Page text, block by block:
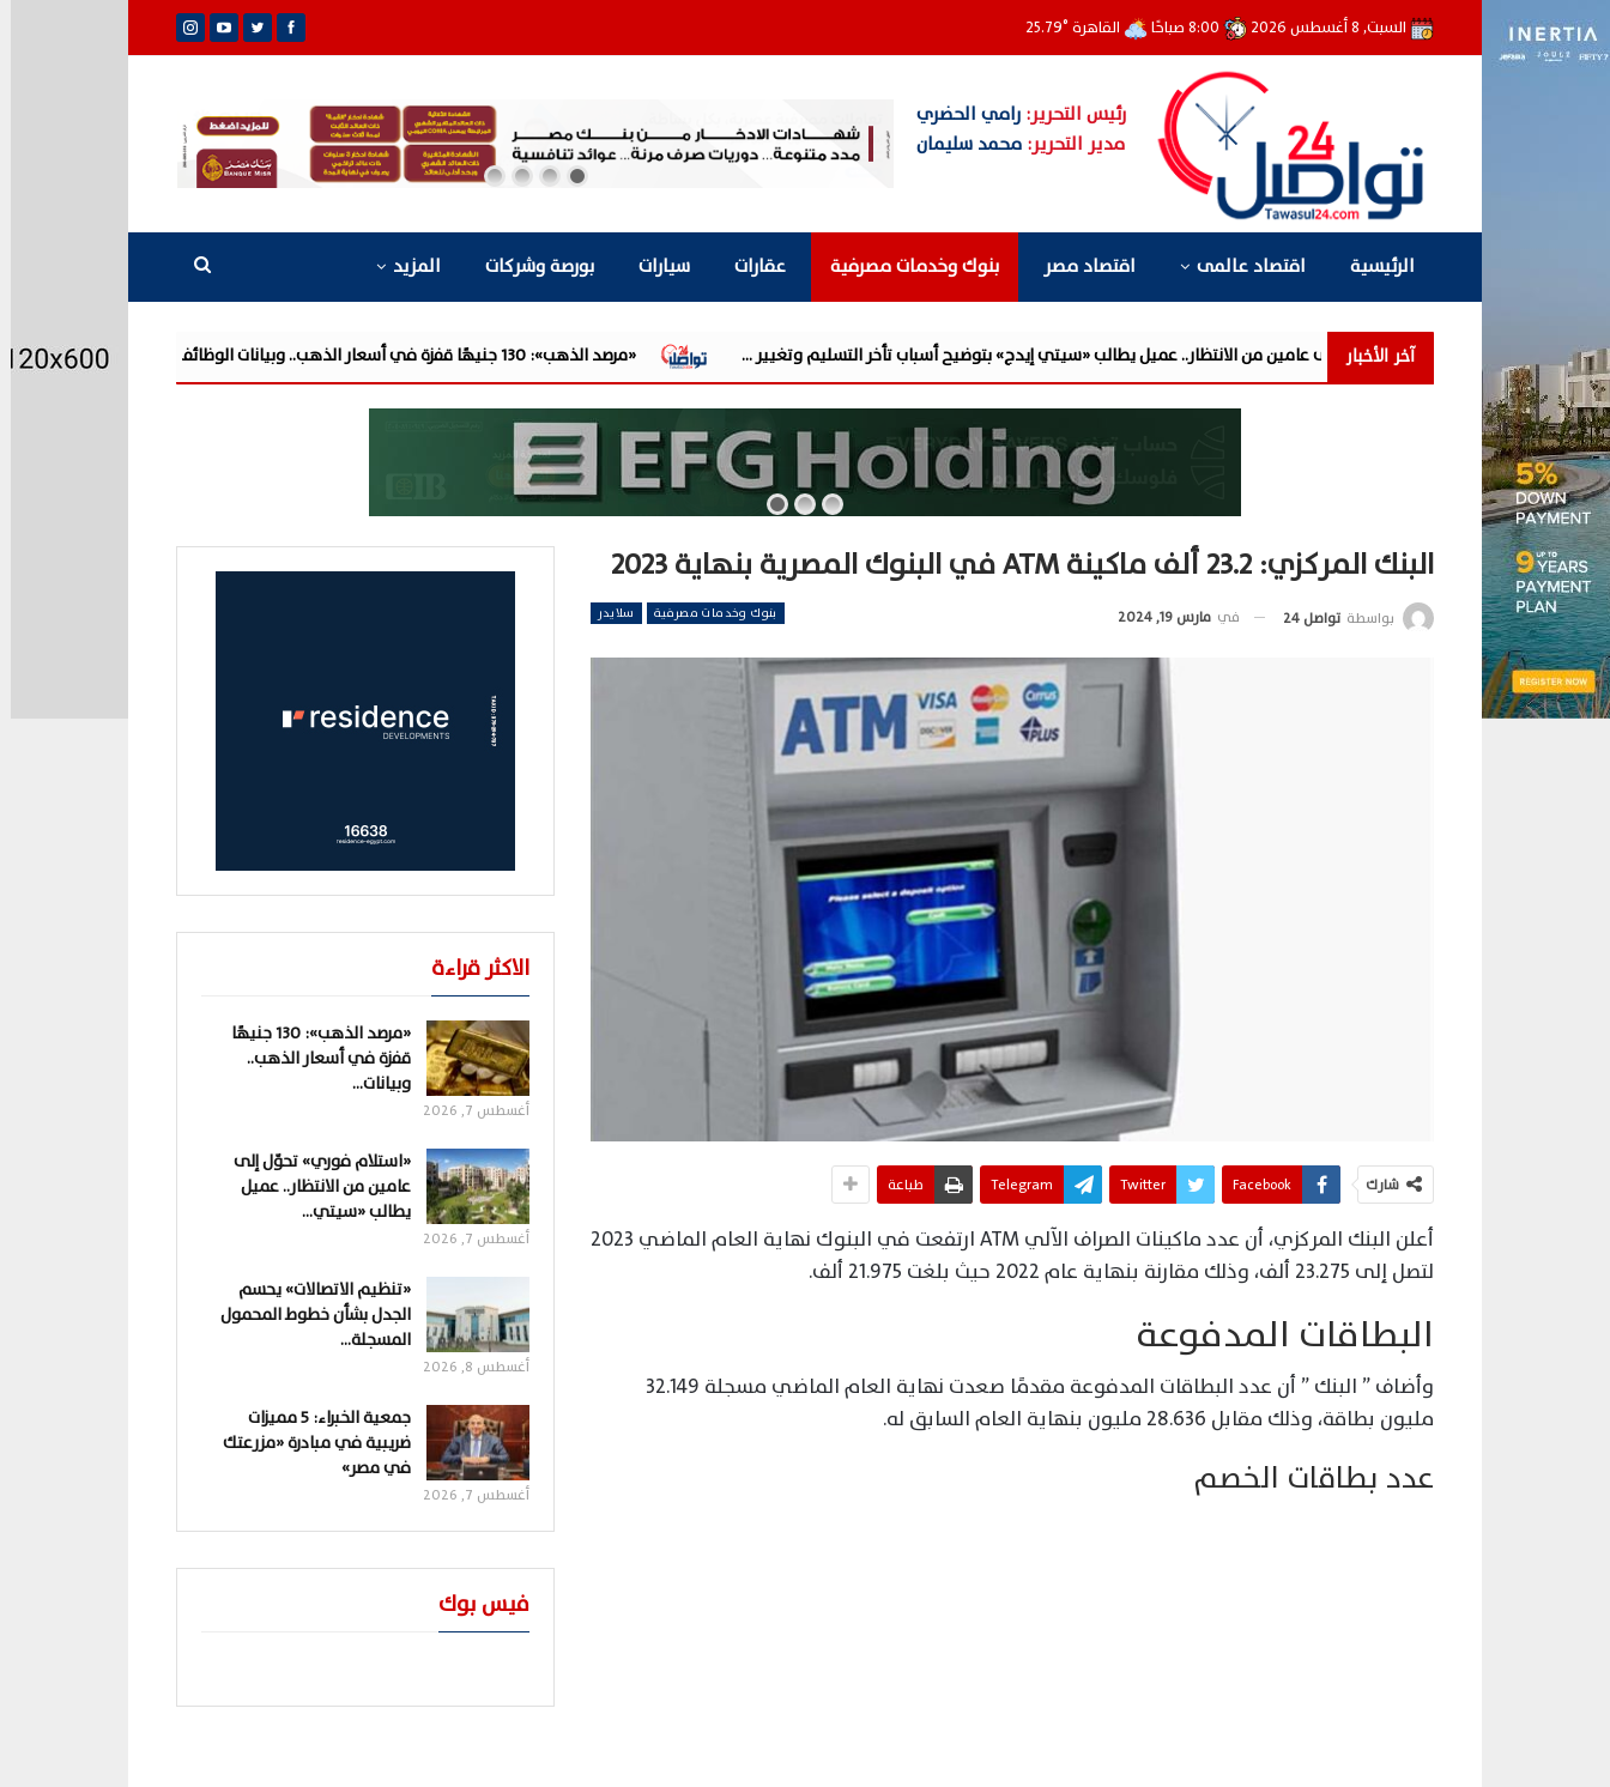
السبت, 8 أغسطس 2026 القاهرة°
25.79
رئيس التحرير:رامي الحضري
مدير التحرير: محمد سليمان
الرئيسية اقتصاد عالمى اقتصاد مصر بنوك وخدمات مصرفية عقارات سيارات بورصة وشركات المزيد
آخر الأخبار
تحوّل إلى عامين من الانتظار.. عميل يطالب «سيتي إيدج» بتوضيح أسباب تأخر التسليم وتغيير ... «مرصد الذهب»: 130 جنيهًا قفزة في أسعار الذهب.. وبيانات الوظائف الأمريكية الضعيفة تدفع الأوقية لأقوى ...
البنك المركزي: 23.2 ألف ماكينة ATM في البنوك المصرية بنهاية 2023
بنوك وخدمات مصرفية سلايدر بواسطة تواصل 24 في مارس 19, 2024
شارك Facebook
Twitter
Telegram طباعة
أعلن البنك المركزي، أن عدد ماكينات الصراف الآلي ATM ارتفعت في البنوك نهاية العام الماضي 2023
لتصل إلى 23.275 ألف، وذلك مقارنة بنهاية عام 2022 حيث بلغت 21.975 ألف.
البطاقات المدفوعة
وأضاف ” البنك ” أن عدد البطاقات المدفوعة مقدمًا صعدت نهاية العام الماضي مسجلة 32.149
مليون بطاقة، وذلك مقابل 28.636 مليون بنهاية العام السابق له.
عدد بطاقات الخصم
الاكثر قراءة
«مرصد الذهب»: 130 جنيهًا
قفزة في أسعار الذهب..
وبيانات…
أغسطس 7, 2026
«استلام فوري» تحوّل إلى
عامين من الانتظار.. عميل
يطالب «سيتي…
أغسطس 7, 2026
«تنظيم الاتصالات» يحسم
الجدل بشأن خطوط المحمول
المسجلة…
أغسطس 8, 2026
جمعية الخبراء: 5 مميزات
ضريبية في مبادرة «مزرعتك
في مصر»
أغسطس 7, 2026
فيس بوك